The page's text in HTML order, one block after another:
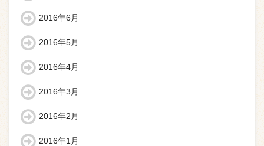
2016年6月
2016年5月
2016年4月
2016年3月
2016年2月
2016年1月